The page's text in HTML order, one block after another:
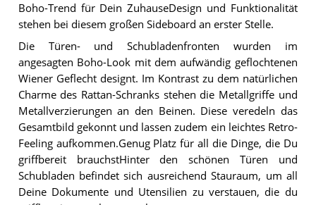
Boho-Trend für Dein ZuhauseDesign und Funktionalität
stehen bei diesem großen Sideboard an erster Stelle.
Die Türen- und Schubladenfronten wurden im
angesagten Boho-Look mit dem aufwändig geflochtenen
Wiener Geflecht designt. Im Kontrast zu dem natürlichen
Charme des Rattan-Schranks stehen die Metallgriffe und
Metallverzierungen an den Beinen. Diese veredeln das
Gesamtbild gekonnt und lassen zudem ein leichtes Retro-
Feeling aufkommen.Genug Platz für all die Dinge, die Du
griffbereit brauchstHinter den schönen Türen und
Schubladen befindet sich ausreichend Stauraum, um all
Deine Dokumente und Utensilien zu verstauen, die du